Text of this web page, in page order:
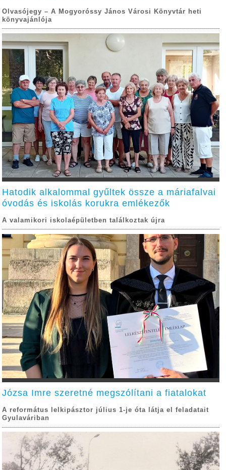
Olvasójegy – A Mogyoróssy János Városi Könyvtár heti
könyvajánlója
Hatodik alkalommal gyűltek össze a máriafalvai
óvodás és iskolás korukra emlékezők
A valamikori iskolaépületben találkoztak újra
Józsa Imre szeretné megszólítani a fiatalokat
A református lelkipásztor július 1-je óta látja el feladatait
Gyulaváriban